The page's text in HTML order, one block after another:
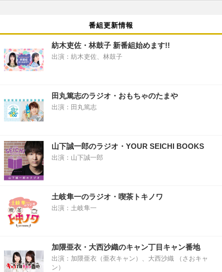
番組更新情報
紡木吏佐・林鼓子 新番組始めます!!
出演：紡木吏佐、林鼓子
田丸篤志のラジオ・おもちゃのたまや
出演：田丸篤志
山下誠一郎のラジオ・YOUR SEICHI BOOKS
出演：山下誠一郎
土岐隼一のラジオ・喫茶トキノワ
出演：土岐隼一
加隈亜衣・大西沙織のキャン丁目キャン番地
出演：加隈亜衣（亜衣キャン）、大西沙織 （さおキャ
ン）